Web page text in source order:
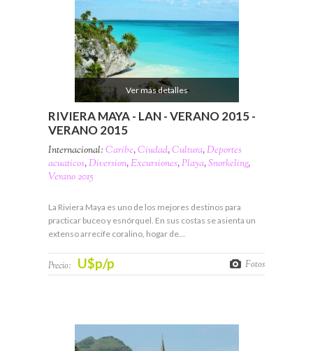
Ver más detalles
RIVIERA MAYA - LAN - VERANO 2015 -
VERANO 2015
Internacional: Caribe,Ciudad,Cultura,Deportes
acuaticos,Diversion,Excursiones,Playa,Snorkeling,
Verano 2015
La Riviera Maya es uno de los mejores destinos para
practicar buceo y esnórquel. En sus costas se asienta un
extenso arrecife coralino, hogar de…
Precio: U$p/p Fotos